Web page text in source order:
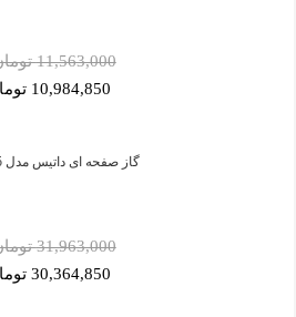
11,563,000 تومان
10,984,850 تومان
گاز صفحه ای داتیس مدل DG-545
31,963,000 تومان
30,364,850 تومان